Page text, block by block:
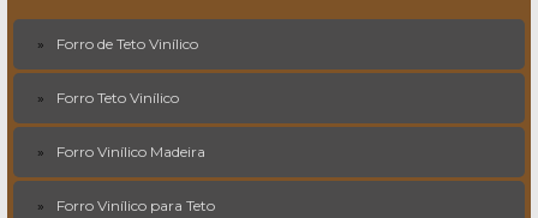
Forro de Teto Vinílico
Forro Teto Vinílico
Forro Vinílico Madeira
Forro Vinílico para Teto